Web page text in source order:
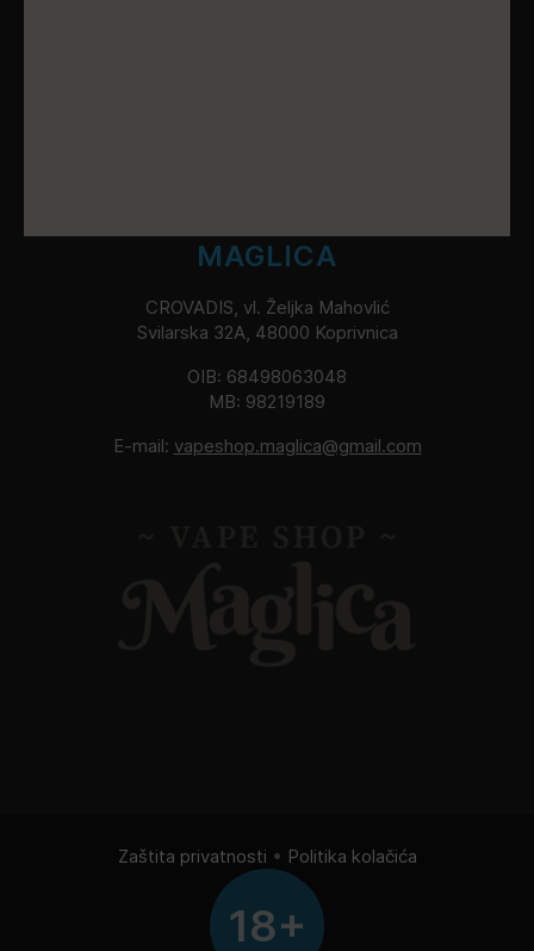
MAGLICA
CROVADIS, vl. Željka Mahovlić
Svilarska 32A, 48000 Koprivnica
OIB: 68498063048
MB: 98219189
E-mail: vapeshop.maglica@gmail.com
Zaštita privatnosti • Politika kolačića
18+